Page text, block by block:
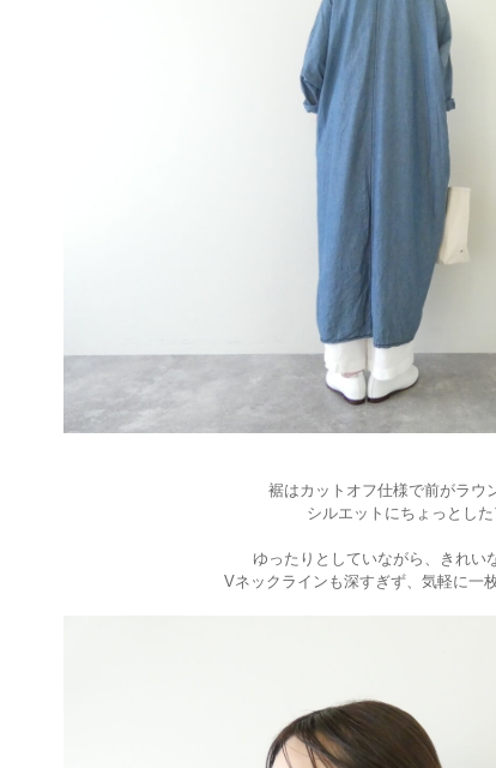
裾はカットオフ仕様で前がラウ
シルエットにちょっとした
ゆったりとしていながら、きれい
Vネックラインも深すぎず、気軽に一